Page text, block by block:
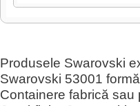
Produsele Swarovski
Swarovski 53001
Containere fabrică sau